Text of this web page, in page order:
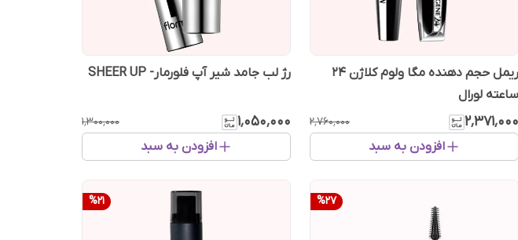
ریمل حجم دهنده مگا ولوم کلاژن 24
ساعته لورال
۲٬۳۷۱٬۰۰۰ ۲٬۷۶۰٬۰۰۰
افزودن به سبد
رژ لب جامد شیر‌ آپ فلورمار- SHEER UP
۱٬۰۵۰٬۰۰۰ ۱٬۳۰۰٬۰۰۰
افزودن به سبد
%27
%21